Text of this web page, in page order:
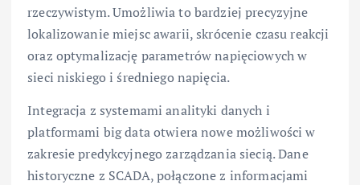
rzeczywistym. Umożliwia to bardziej precyzyjne
lokalizowanie miejsc awarii, skrócenie czasu reakcji
oraz optymalizację parametrów napięciowych w
sieci niskiego i średniego napięcia.
Integracja z systemami analityki danych i
platformami big data otwiera nowe możliwości w
zakresie predykcyjnego zarządzania siecią. Dane
historyczne z SCADA, połączone z informacjami